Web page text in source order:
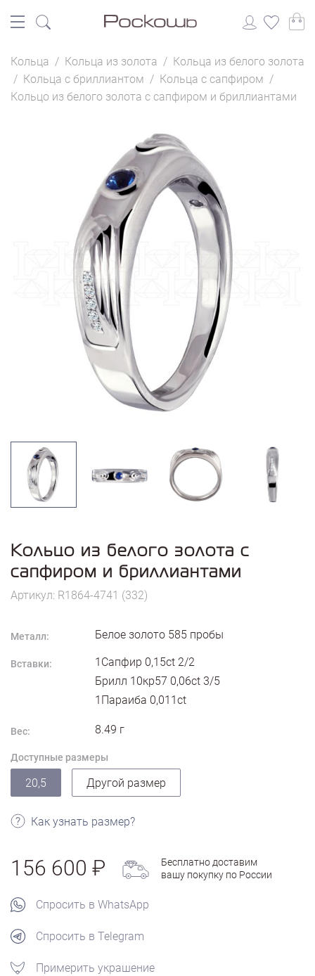
Кольца / Кольца из золота / Кольца из белого золота
/ Кольца с бриллиантом / Кольца с сапфиром /
Кольцо из белого золота с сапфиром и бриллиантами
Кольцо из белого золота с
сапфиром и бриллиантами
Артикул: R1864-4741 (332)
Металл: Белое золото 585 пробы
Вставки:
1Сапфир 0,15ct 2/2
Брилл 10кр57 0,06ct 3/5
1Параиба 0,011ct
Вес: 8.49 г
Доступные размеры
20,5 Другой размер
Как узнать размер?
156 600
Бесплатно доставим
вашу покупку по России
Спросить в WhatsApp
Спросить в Telegram
Примерить украшение